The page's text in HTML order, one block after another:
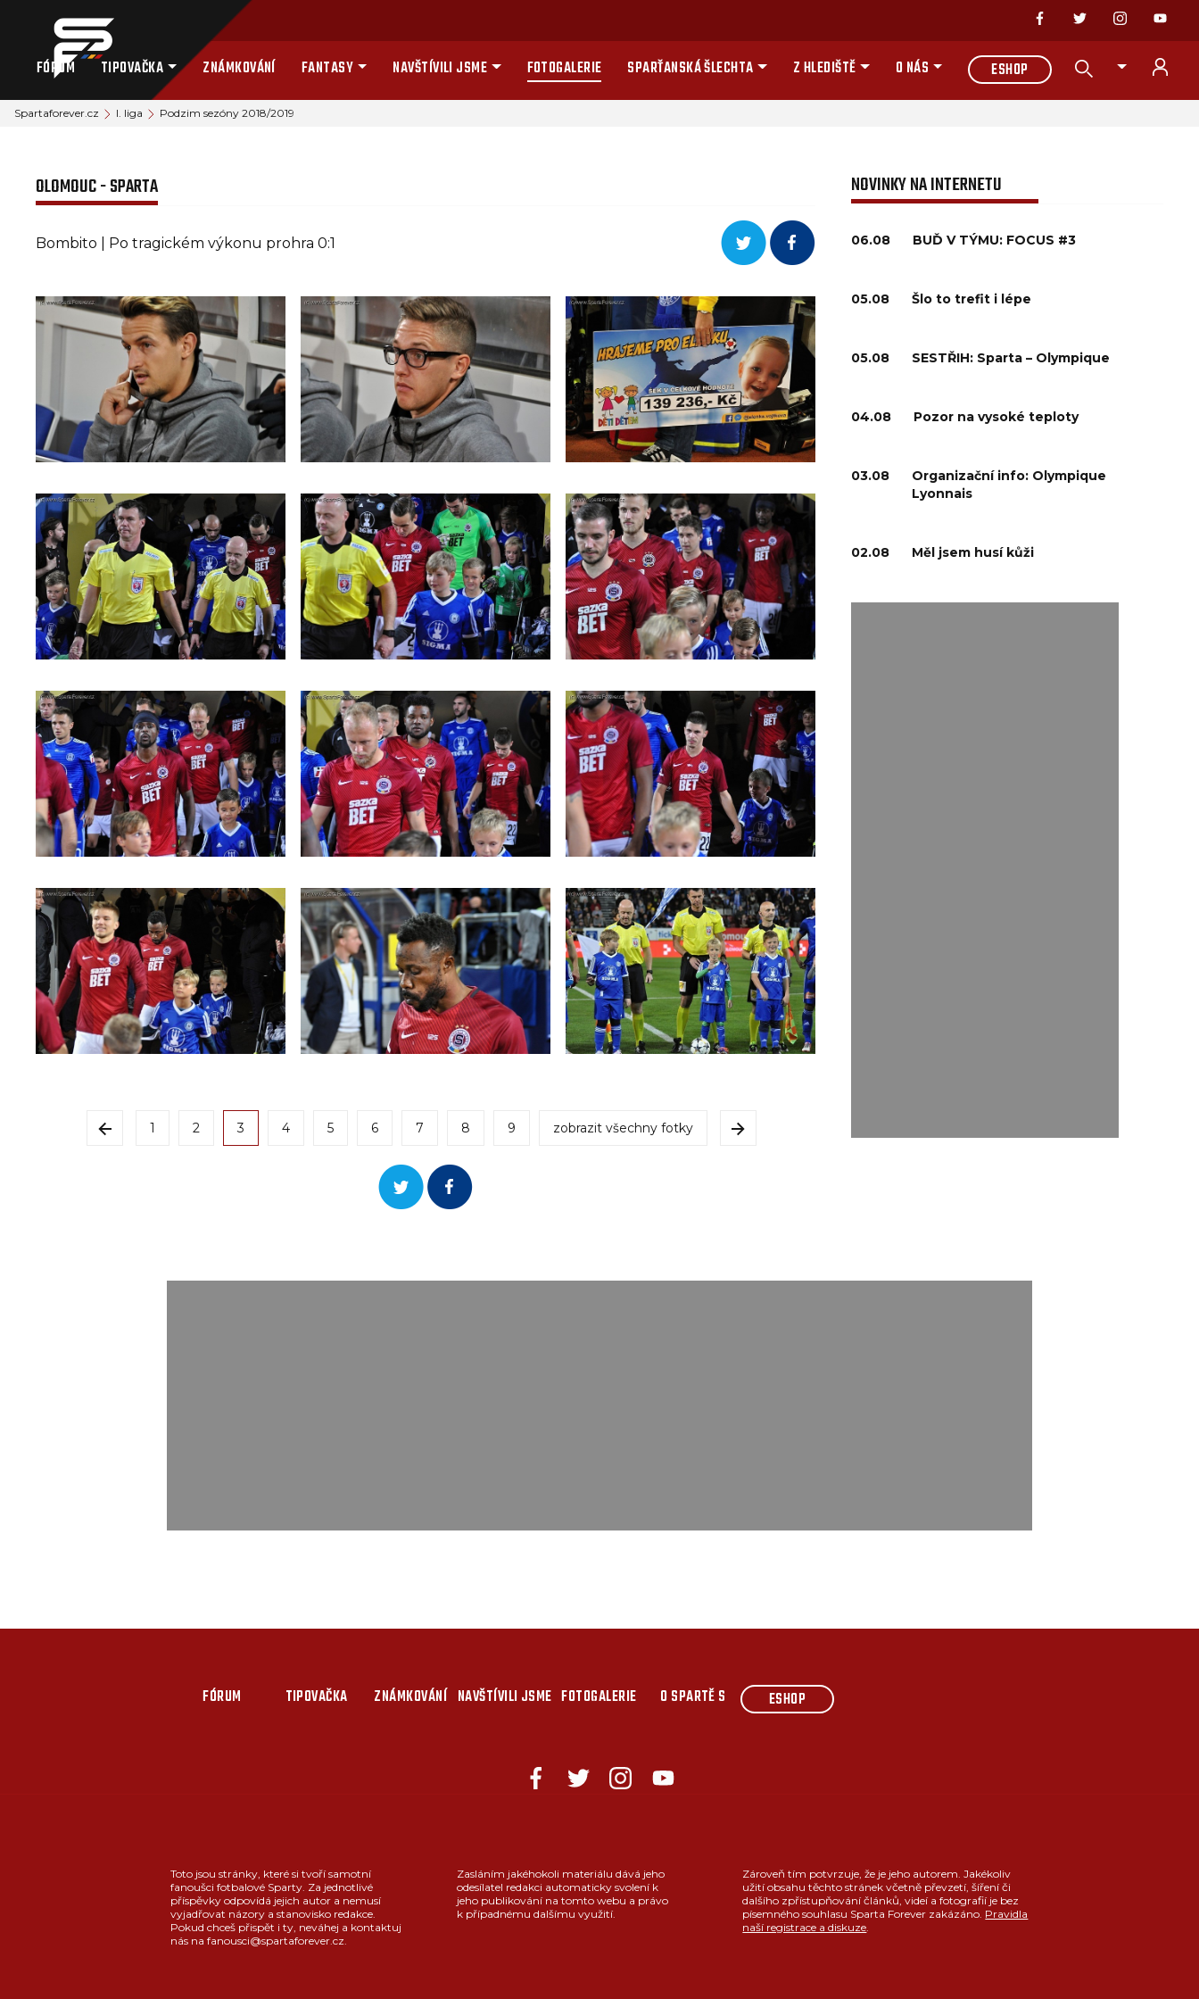
FÓRUM TIPOVAČKA ZNÁMKOVÁNÍ FANTASY NAVŠTÍVILI JSME FOTOGALERIE SPARŤANSKÁ ŠLECHTA Z HLEDIŠTĚ O NÁS ESHOP
Spartaforever.cz I. liga Podzim sezóny 2018/2019
OLOMOUC - SPARTA
Bombito | Po tragickém výkonu prohra 0:1
1 2 3 4 5 6 7 8 9 zobrazit všechny fotky
NOVINKY NA INTERNETU
06.08 BUĎ V TÝMU: FOCUS #3
05.08 Šlo to trefit i lépe
05.08 SESTŘIH: Sparta – Olympique
04.08 Pozor na vysoké teploty
03.08
Organizační info: Olympique
Lyonnais
02.08 Měl jsem husí kůži
FÓRUM TIPOVAČKA ZNÁMKOVÁNÍ NAVŠTÍVILI JSME FOTOGALERIE O SPARTĚ S ESHOP
Toto jsou stránky, které si tvoří samotní
fanoušci fotbalové Sparty. Za jednotlivé
příspěvky odpovídá jejich autor a nemusí
vyjadřovat názory a stanovisko redakce.
Pokud chceš přispět i ty, neváhej a kontaktuj
nás na fanousci@spartaforever.cz.
Zasláním jakéhokoli materiálu dává jeho
odesílatel redakci automaticky svolení k
jeho publikování na tomto webu a právo
k případnému dalšímu využití.
Zároveň tím potvrzuje, že je jeho autorem. Jakékoliv
užití obsahu těchto stránek včetně převzetí, šíření či
dalšího zpřístupňování článků, videí a fotografií je bez
písemného souhlasu Sparta Forever zakázáno. Pravidla
naší registrace a diskuze